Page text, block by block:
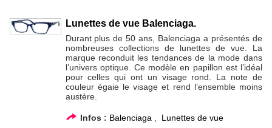
Lunettes de vue Balenciaga.
Durant plus de 50 ans, Balenciaga a présentés de
nombreuses collections de lunettes de vue. La
marque reconduit les tendances de la mode dans
l’univers optique. Ce modèle en papillon est l’idéal
pour celles qui ont un visage rond. La note de
couleur égaie le visage et rend l’ensemble moins
austère.
Infos : Balenciaga Lunettes de vue